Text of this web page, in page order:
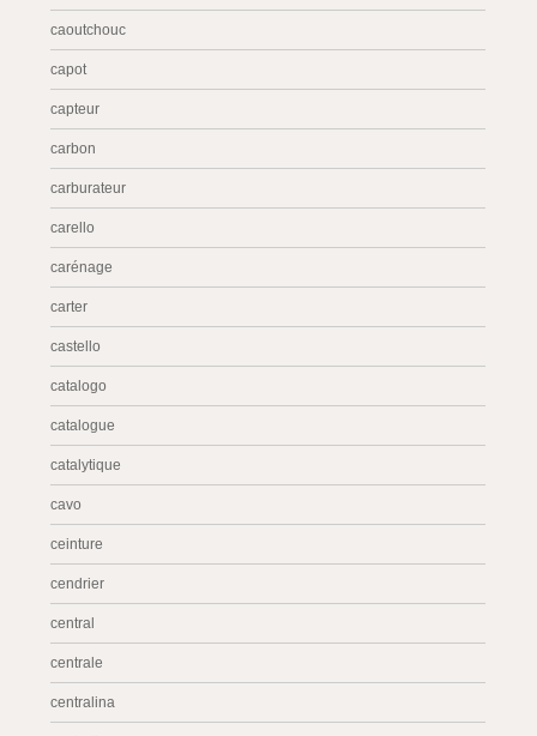
caoutchouc
capot
capteur
carbon
carburateur
carello
carénage
carter
castello
catalogo
catalogue
catalytique
cavo
ceinture
cendrier
central
centrale
centralina